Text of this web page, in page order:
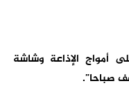
أمواج الإذاعة وشاشة
صباحا”.